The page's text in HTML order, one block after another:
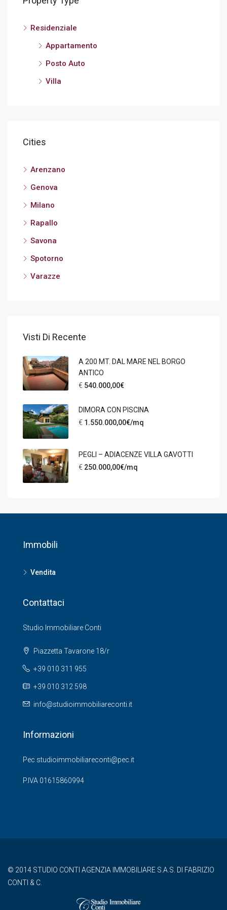
Residenziale
Appartamento
Posto Auto
Villa
Cities
Arenzano
Genova
Milano
Rapallo
Savona
Spotorno
Varazze
Visti Di Recente
A 200 MT. DAL MARE NEL BORGO
ANTICO
€ 540.000,00€
DIMORA CON PISCINA
€ 1.550.000,00€/mq
PEGLI – ADIACENZE VILLA GAVOTTI
€ 250.000,00€/mq
Immobili
Vendita
Contattaci
Studio Immobiliare Conti
Piazzetta Tavarone 18/r
+39 010 311 955
+39 010 312 598
info@studioimmobiliareconti.it
Informazioni
Pec studioimmobiliareconti@pec.it
P.IVA 01615860994
© 2014 STUDIO CONTI AGENZIA IMMOBILIARE S.A.S. DI FABRIZIO
CONTI & C.